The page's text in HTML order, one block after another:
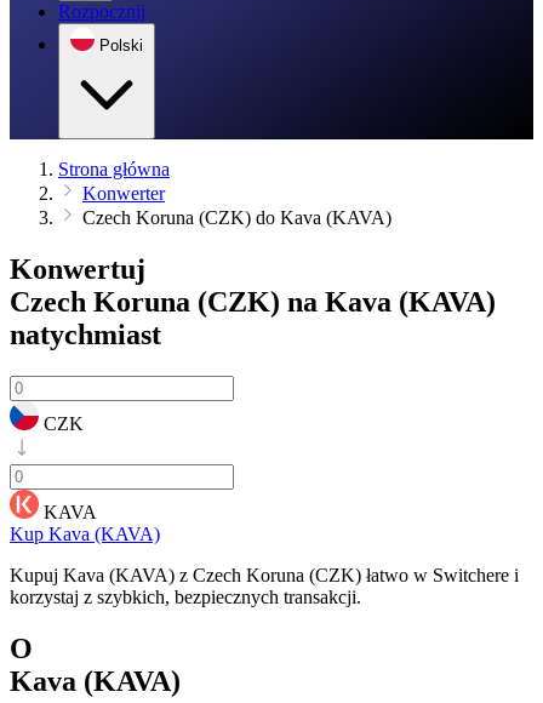
Rozpocznij
Polski
Strona główna
Konwerter
Czech Koruna (CZK) do Kava (KAVA)
Konwertuj
Czech Koruna (CZK) na Kava (KAVA)
natychmiast
CZK
KAVA
Kup Kava (KAVA)
Kupuj Kava (KAVA) z Czech Koruna (CZK) łatwo w Switchere i
korzystaj z szybkich, bezpiecznych transakcji.
O
Kava (KAVA)